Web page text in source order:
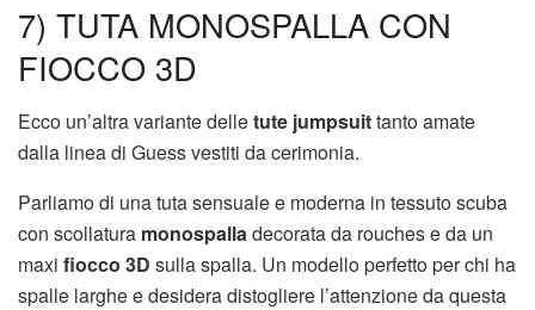
7) TUTA MONOSPALLA CON
FIOCCO 3D
Ecco un’altra variante delletute jumpsuittanto amate
dalla linea di Guess vestiti da cerimonia.
Parliamo di una tuta sensuale e moderna in tessuto scuba
con scollatura monospalladecorata da rouches e da un
maxi fiocco 3D sulla spalla. Un modello perfetto per chi ha
spalle larghe e desidera distogliere l’attenzione da questa